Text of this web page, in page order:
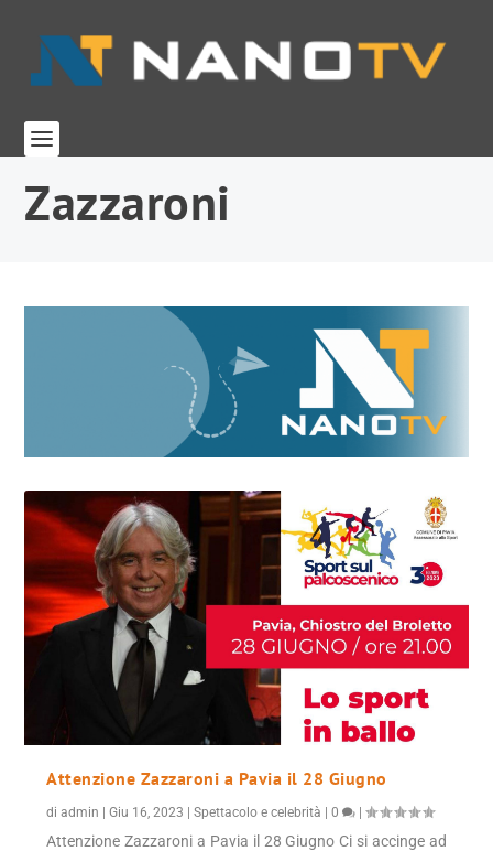
Zazzaroni
Attenzione Zazzaroni a Pavia il 28 Giugno
diadmin |Giu 16, 2023 |Spettacolo e celebrità |0 |
Attenzione Zazzaroni a Pavia il 28 Giugno Ci si accinge ad